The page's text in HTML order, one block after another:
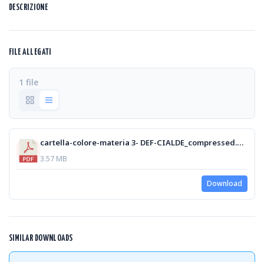
DESCRIZIONE
FILE ALLEGATI
1 file
cartella-colore-materia 3- DEF-CIALDE_compressed.pdf
3.57 MB
Download
SIMILAR DOWNLOADS